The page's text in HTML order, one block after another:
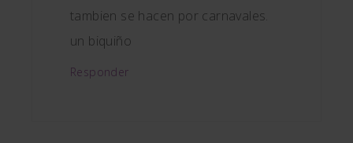
tambien se hacen por carnavales.
un biquiño
Responder